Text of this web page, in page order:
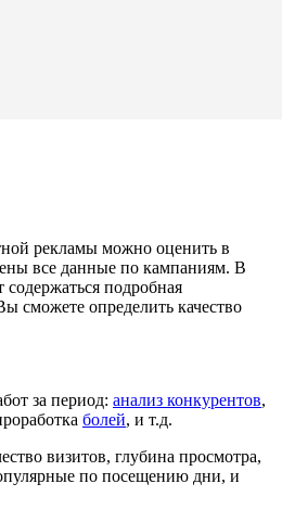
рекламы можно оценить в
все данные по кампаниям. В
содержаться подробная
сможете определить качество
за период: анализ конкурентов,
болей, и т.д.
визитов, глубина просмотра,
по посещению дни, и